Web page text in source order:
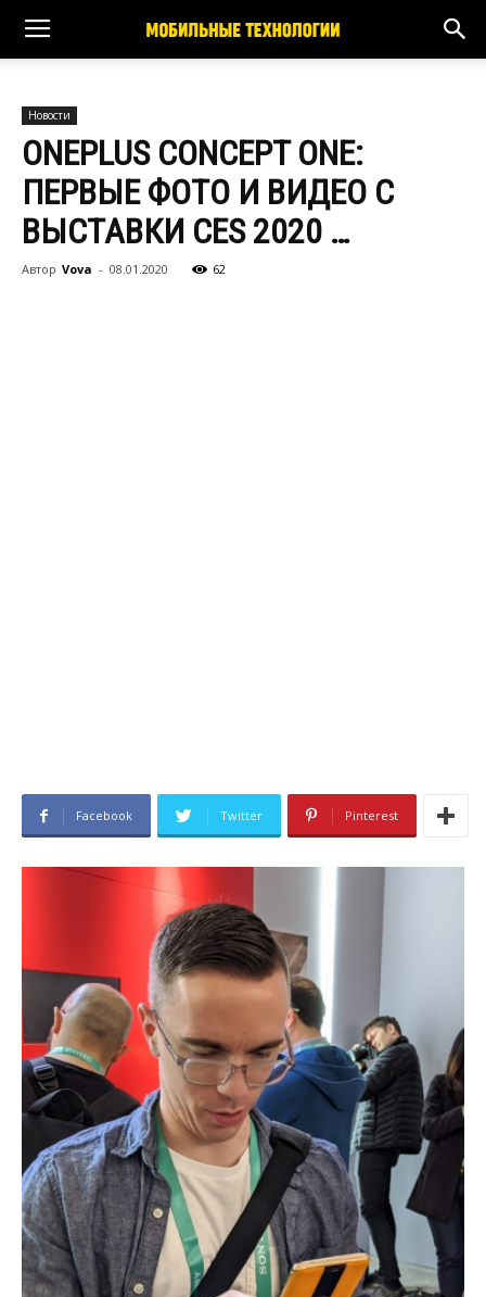
Новости
ONEPLUS CONCEPT ONE:
ПЕРВЫЕ ФОТО И ВИДЕО С
ВЫСТАВКИ CES 2020 …
Автор Vova - 08.01.2020 62
Facebook Twitter Pinterest